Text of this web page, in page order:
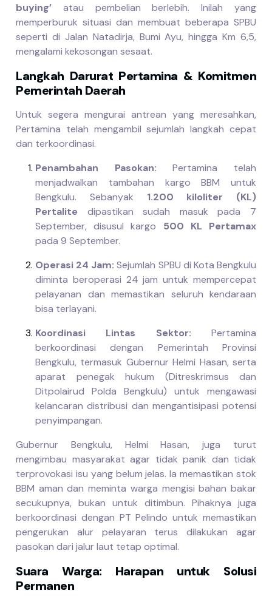
buying’ atau pembelian berlebih. Inilah yang
memperburuk situasi dan membuat beberapa SPBU
seperti di Jalan Natadirja, Bumi Ayu, hingga Km 6,5,
mengalami kekosongan sesaat.
Langkah Darurat Pertamina & Komitmen
Pemerintah Daerah
Untuk segera mengurai antrean yang meresahkan,
Pertamina telah mengambil sejumlah langkah cepat
dan terkoordinasi.
Penambahan Pasokan: Pertamina telah
menjadwalkan tambahan kargo BBM untuk
Bengkulu. Sebanyak 1.200 kiloliter (KL)
Pertalite dipastikan sudah masuk pada 7
September, disusul kargo 500 KL Pertamax
pada 9 September.
Operasi 24 Jam: Sejumlah SPBU di Kota Bengkulu
diminta beroperasi 24 jam untuk mempercepat
pelayanan dan memastikan seluruh kendaraan
bisa terlayani.
Koordinasi Lintas Sektor: Pertamina
berkoordinasi dengan Pemerintah Provinsi
Bengkulu, termasuk Gubernur Helmi Hasan, serta
aparat penegak hukum (Ditreskrimsus dan
Ditpolairud Polda Bengkulu) untuk mengawasi
kelancaran distribusi dan mengantisipasi potensi
penyimpangan.
Gubernur Bengkulu, Helmi Hasan, juga turut
mengimbau masyarakat agar tidak panik dan tidak
terprovokasi isu yang belum jelas. Ia memastikan stok
BBM aman dan meminta warga mengisi bahan bakar
secukupnya, bukan untuk ditimbun. Pihaknya juga
berkoordinasi dengan PT Pelindo untuk memastikan
pengerukan alur pelayaran terus dilakukan agar
pasokan dari jalur laut tetap optimal.
Suara Warga: Harapan untuk Solusi
Permanen